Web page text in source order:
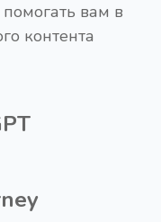
вам в
контента